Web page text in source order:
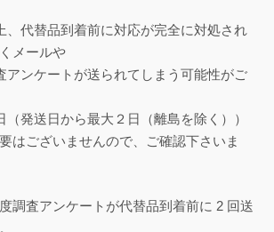
、代替品到着前に対応が完全に対処され
メールや
アンケートが送られてしまう可能性がご
発送日から最大２日（離島を除く））
はございませんので、ご確認下さいま
調査アンケートが代替品到着前に 2 回送